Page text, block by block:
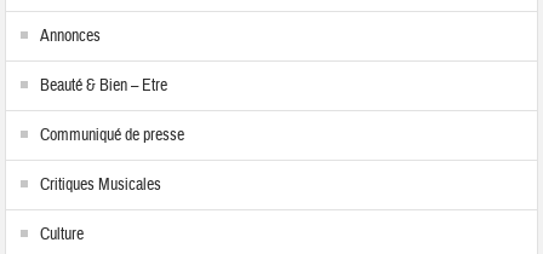
Annonces
Beauté & Bien – Etre
Communiqué de presse
Critiques Musicales
Culture